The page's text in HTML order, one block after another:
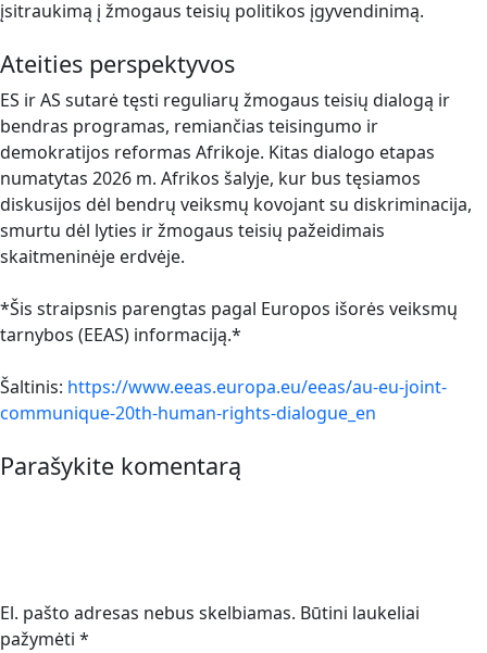
įsitraukimą į žmogaus teisių politikos įgyvendinimą.
Ateities perspektyvos
ES ir AS sutarė tęsti reguliarų žmogaus teisių dialogą ir
bendras programas, remiančias teisingumo ir
demokratijos reformas Afrikoje. Kitas dialogo etapas
numatytas 2026 m. Afrikos šalyje, kur bus tęsiamos
diskusijos dėl bendrų veiksmų kovojant su diskriminacija,
smurtu dėl lyties ir žmogaus teisių pažeidimais
skaitmeninėje erdvėje.
*Šis straipsnis parengtas pagal Europos išorės veiksmų
tarnybos (EEAS) informaciją.*
Šaltinis: https://www.eeas.europa.eu/eeas/au-eu-joint-
communique-20th-human-rights-dialogue_en
Parašykite komentarą
El. pašto adresas nebus skelbiamas. Būtini laukeliai
pažymėti *